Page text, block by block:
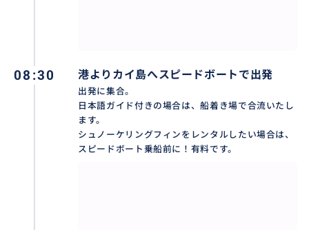
08:30 港よりカイ島へスピードボートで出発
出発に集合。
日本語ガイド付きの場合は、船着き場で合流いたし
ます。
シュノーケリングフィンをレンタルしたい場合は、
スピードボート乗船前に！有料です。